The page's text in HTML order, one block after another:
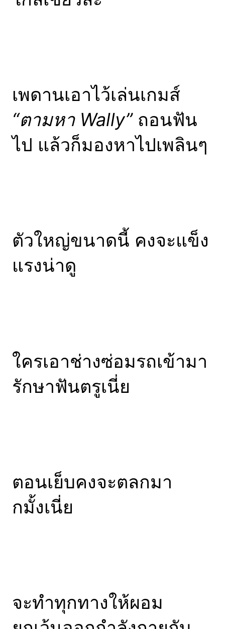
เพดานเอาไว้เล่นเกมส์
“ตามหา Wally”ถอนฟัน
ไป แล้วก็มองหาไปเพลินๆ
ตัวใหญ่ขนาดนี้ คงจะแข็ง
แรงน่าดู
ใครเอาช่างซ่อมรถเข้ามา
รักษาฟันตรูเนี่ย
ตอนเย็บคงจะตลกมา
กมั้งเนี่ย
จะทำทุกทางให้ผอม